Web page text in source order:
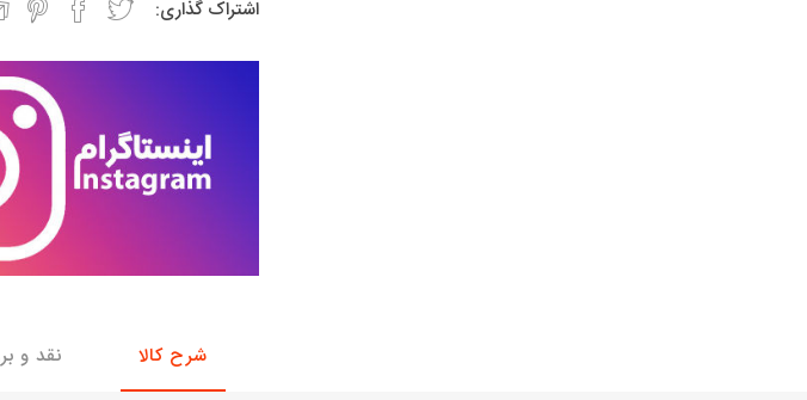
خانواده تیبا، ساینا و کوییک و
مشترک تیبا، ساینا و کوییک و
خانواده
مشترک
تخصصی
تخصصی
تخصصی
پیکان
اشتراک گذاری:
شرح کالا نقد و